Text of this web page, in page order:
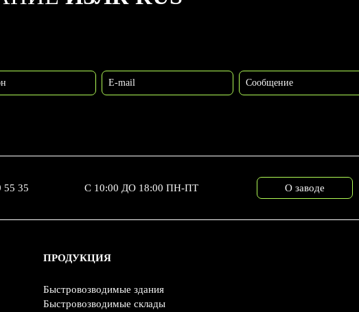
E-mail Сообщение
55 35 С 10:00 ДО 18:00 ПН-ПТ О заводе
ПРОДУКЦИЯ
Быстровозводимые здания
Быстровозводимые склады